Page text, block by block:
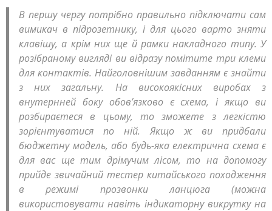
В першу чергу потрібно правильно підключати сам
вимикач в підрозетнику, і для цього варто зняти
клавішу, а крім них ще й рамки накладного типу. У
розібраному вигляді ви відразу помітите три клеми
для контактів. Найголовнішим завданням є знайти
з них загальну. На високоякісних виробах з
внутернней боку обов’язково є схема, і якщо ви
розбираєтеся в цьому, то зможете з легкістю
зорієнтуватися по ній. Якщо ж ви придбали
бюджетну модель, або будь-яка електрична схема є
для вас ще тим дрімучим лісом, то на допомогу
прийде звичайний тестер китайського походження
в режимі прозвонки ланцюга (можна
використовувати навіть індикаторну викрутку на